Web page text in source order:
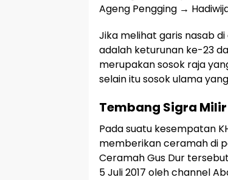
Ageng Pengging →
Jika melihat garis nasab
adalah keturunan ke-23
merupakan sosok raja
selain itu sosok ulama
Tembang Sigra Milir
Pada suatu kesempatan
memberikan ceramah di
Ceramah Gus Dur
5 Juli 2017 oleh channel